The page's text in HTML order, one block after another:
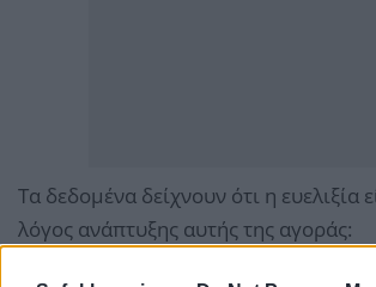
Τα δεδομένα δείχνουν ότι η ευελιξία
λόγος ανάπτυξης αυτής της αγοράς: